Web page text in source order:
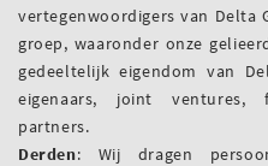
vertegenwoordigers van Delta
groep, waaronder onze
gedeeltelijk eigendom van
eigenaars, joint ventures,
partners.
Derden: Wij dragen